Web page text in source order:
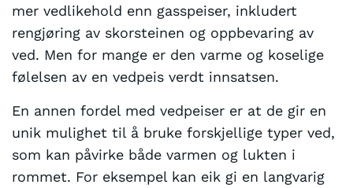
mer vedlikehold enn gasspeiser, inkludert
rengjøring av skorsteinen og oppbevaring av
ved. Men for mange er den varme og koselige
følelsen av en vedpeis verdt innsatsen.
En annen fordel med vedpeiser er at de gir en
unik mulighet til å bruke forskjellige typer ved,
som kan påvirke både varmen og lukten i
rommet. For eksempel kan eik gi en langvarig